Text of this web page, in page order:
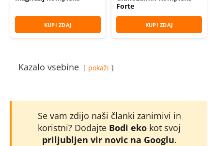
KUPI ZDAJ
Forte
KUPI ZDAJ
Kazalo vsebine pokaži
Se vam zdijo naši članki zanimivi in
koristni? Dodajte Bodi eko kot svoj
priljubljen vir novic na Googlu.